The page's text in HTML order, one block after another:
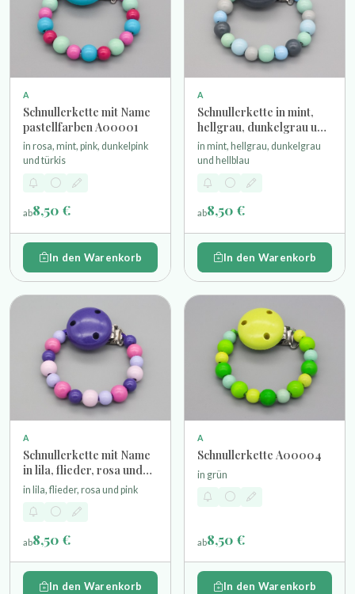
A
Schnullerkette mit Name
pastellfarben A00001
in rosa, mint, pink, dunkelpink
und türkis
ab8,50 €
In den Warenkorb
A
Schnullerkette in mint,
hellgrau, dunkelgrau und
hellblau
in mint, hellgrau, dunkelgrau
und hellblau
ab8,50 €
In den Warenkorb
A
Schnullerkette mit Name
in lila, flieder, rosa und
pink
in lila, flieder, rosa und pink
ab8,50 €
In den Warenkorb
A
Schnullerkette A00004
in grün
ab8,50 €
In den Warenkorb